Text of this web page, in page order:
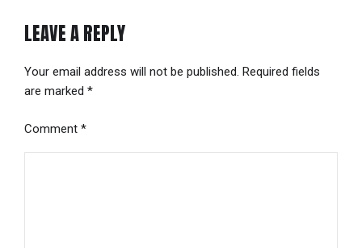
LEAVE A REPLY
Your email address will not be published. Required fields
are marked *
Comment *